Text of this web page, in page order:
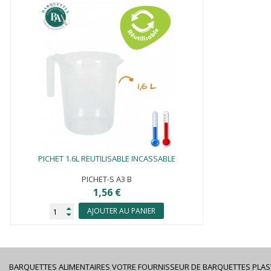
PICHET 1.6L REUTILISABLE INCASSABLE
PICHET-S A3 B
1,56 €
AJOUTER AU PANIER
BARQUETTES ALIMENTAIRES VOTRE FOURNISSEUR DE BARQUETTES